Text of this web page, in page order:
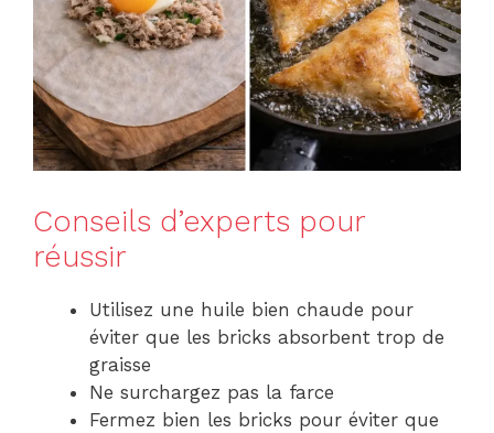
Conseils d’experts pour
réussir
Utilisez une huile bien chaude pour
éviter que les bricks absorbent trop de
graisse
Ne surchargez pas la farce
Fermez bien les bricks pour éviter que